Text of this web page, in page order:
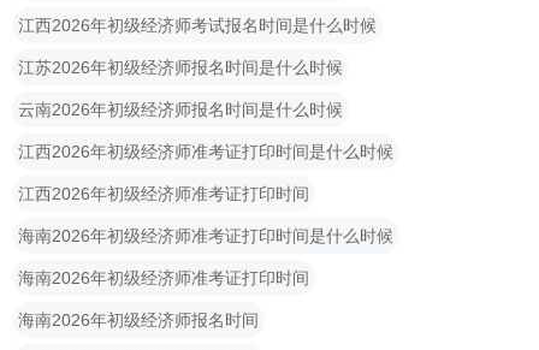
江西2026年初级经济师考试报名时间是什么时候
江苏2026年初级经济师报名时间是什么时候
云南2026年初级经济师报名时间是什么时候
江西2026年初级经济师准考证打印时间是什么时候
江西2026年初级经济师准考证打印时间
海南2026年初级经济师准考证打印时间是什么时候
海南2026年初级经济师准考证打印时间
海南2026年初级经济师报名时间